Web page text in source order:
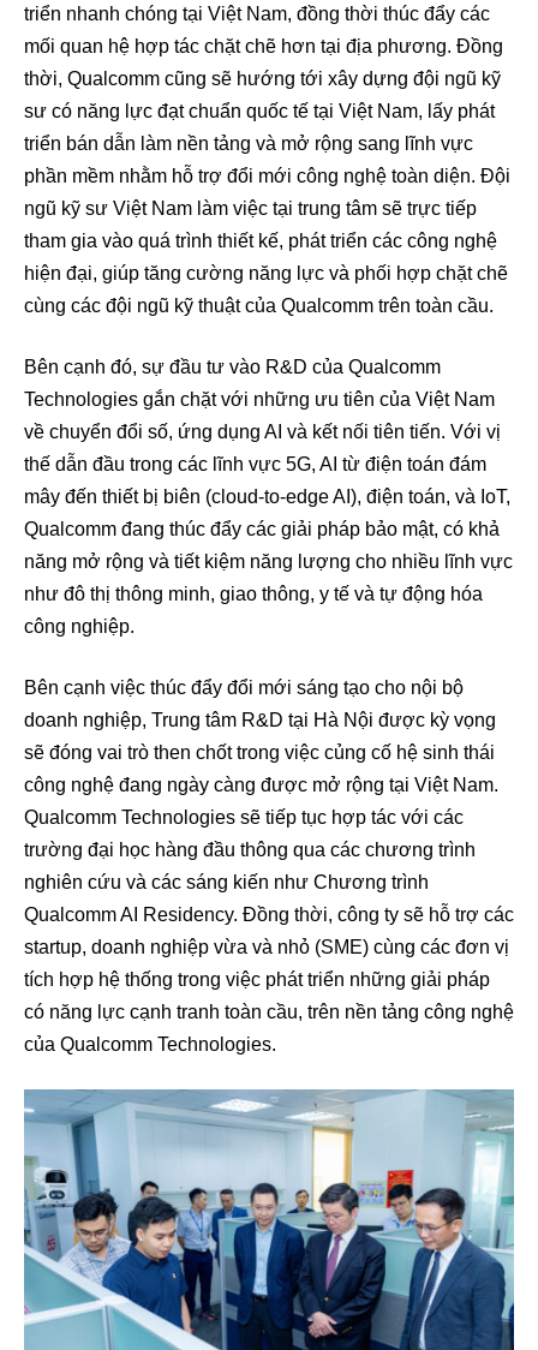
triển nhanh chóng tại Việt Nam, đồng thời thúc đẩy các
mối quan hệ hợp tác chặt chẽ hơn tại địa phương. Đồng
thời, Qualcomm cũng sẽ hướng tới xây dựng đội ngũ kỹ
sư có năng lực đạt chuẩn quốc tế tại Việt Nam, lấy phát
triển bán dẫn làm nền tảng và mở rộng sang lĩnh vực
phần mềm nhằm hỗ trợ đổi mới công nghệ toàn diện. Đội
ngũ kỹ sư Việt Nam làm việc tại trung tâm sẽ trực tiếp
tham gia vào quá trình thiết kế, phát triển các công nghệ
hiện đại, giúp tăng cường năng lực và phối hợp chặt chẽ
cùng các đội ngũ kỹ thuật của Qualcomm trên toàn cầu.
Bên cạnh đó, sự đầu tư vào R&D của Qualcomm
Technologies gắn chặt với những ưu tiên của Việt Nam
về chuyển đổi số, ứng dụng AI và kết nối tiên tiến. Với vị
thế dẫn đầu trong các lĩnh vực 5G, AI từ điện toán đám
mây đến thiết bị biên (cloud-to-edge AI), điện toán, và IoT,
Qualcomm đang thúc đẩy các giải pháp bảo mật, có khả
năng mở rộng và tiết kiệm năng lượng cho nhiều lĩnh vực
như đô thị thông minh, giao thông, y tế và tự động hóa
công nghiệp.
Bên cạnh việc thúc đẩy đổi mới sáng tạo cho nội bộ
doanh nghiệp, Trung tâm R&D tại Hà Nội được kỳ vọng
sẽ đóng vai trò then chốt trong việc củng cố hệ sinh thái
công nghệ đang ngày càng được mở rộng tại Việt Nam.
Qualcomm Technologies sẽ tiếp tục hợp tác với các
trường đại học hàng đầu thông qua các chương trình
nghiên cứu và các sáng kiến như Chương trình
Qualcomm AI Residency. Đồng thời, công ty sẽ hỗ trợ các
startup, doanh nghiệp vừa và nhỏ (SME) cùng các đơn vị
tích hợp hệ thống trong việc phát triển những giải pháp
có năng lực cạnh tranh toàn cầu, trên nền tảng công nghệ
của Qualcomm Technologies.